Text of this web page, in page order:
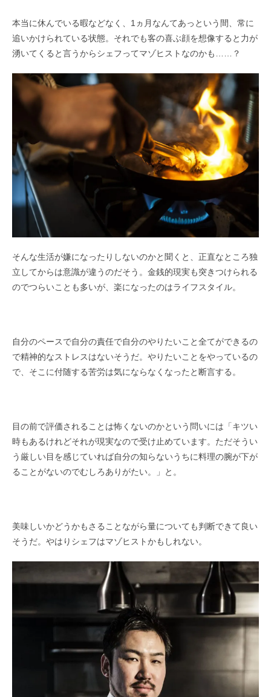
本当に休んでいる暇などなく、1ヵ月なんてあっという間、常に
追いかけられている状態。それでも客の喜ぶ顔を想像すると力が
湧いてくると言うからシェフってマゾヒストなのかも……？
そんな生活が嫌になったりしないのかと聞くと、正直なところ独
立してからは意識が違うのだそう。金銭的現実も突きつけられる
のでつらいことも多いが、楽になったのはライフスタイル。
自分のペースで自分の責任で自分のやりたいこと全てができるの
で精神的なストレスはないそうだ。やりたいことをやっているの
で、そこに付随する苦労は気にならなくなったと断言する。
目の前で評価されることは怖くないのかという問いには「キツい
時もあるけれどそれが現実なので受け止めています。ただそうい
う厳しい目を感じていれば自分の知らないうちに料理の腕が下が
ることがないのでむしろありがたい。」と。
美味しいかどうかもさることながら量についても判断できて良い
そうだ。やはりシェフはマゾヒストかもしれない。